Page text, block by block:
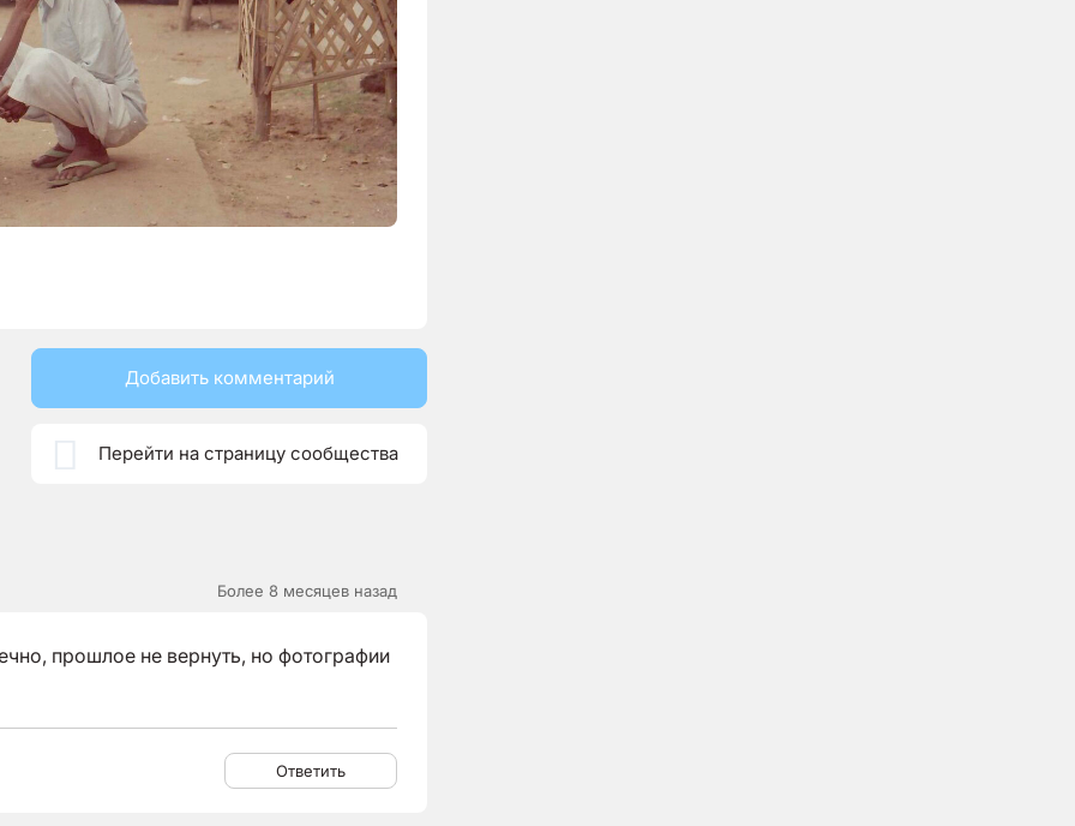
Добавить комментарий
Перейти на страницу сообщества
Более 8 месяцев назад
прошлое не вернуть, но фотографии
Ответить